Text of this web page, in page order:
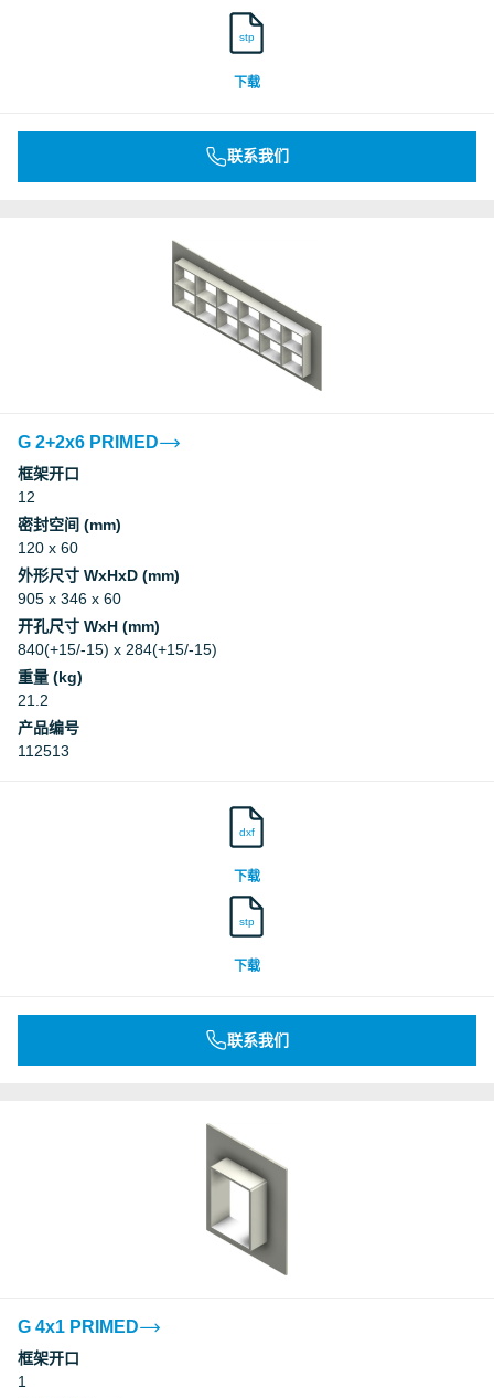
stp
下载
联系我们
G 2+2x6 PRIMED
框架开口
12
密封空间 (mm)
120 x 60
外形尺寸 WxHxD (mm)
905 x 346 x 60
开孔尺寸 WxH (mm)
840(+15/-15) x 284(+15/-15)
重量 (kg)
21.2
产品编号
112513
dxf
下载
stp
下载
联系我们
G 4x1 PRIMED
框架开口
1